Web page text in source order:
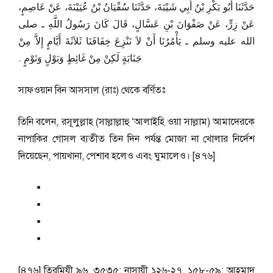
حَدَّثَنَا أَبُو بَكْرِ بْنُ أَبِي شَيْبَةَ، حَدَّثَنَا سُفْيَانُ بْنُ عُيَيْنَةَ، عَنْ عَاصِمٍ،
عَنْ زِرٍّ، عَنْ صَفْوَانَ بْنِ عَسَّالٍ، قَالَ كَانَ رَسُولُ اللَّهِ ـ صلى
الله عليه وسلم ـ يَأْمُرُنَا أَنْ لاَ نَنْزِعَ خِفَافَنَا ثَلاَثَةَ أَيَّامٍ إِلاَّ مِنْ
جَنَابَةٍ لَكِنْ مِنْ غَائِطٍ وَبَوْلٍ وَنَوْمٍ ‏.‏
সাফওয়ান বিন আসসাল (রাঃ) থেকে বর্ণিতঃ
তিনি বলেন, রসূলুল্লাহ (সাল্লাল্লাহু ‘আলাইহি ওয়া সাল্লাম) আমাদেরকে
নাপাকির গোসল ব্যতীত তিন দিন পর্যন্ত মোজা না খোলার নির্দেশ
দিয়েছেন, পায়খানা, পেশাব হলেও এবং ঘুমালেও। [৪৭৬]
[৪৭৬] তিরমিযী ৯৬, ৩৫৩৫; নাসায়ী ১২৬-২৭, ১৫৮-৫৯; আহমাদ